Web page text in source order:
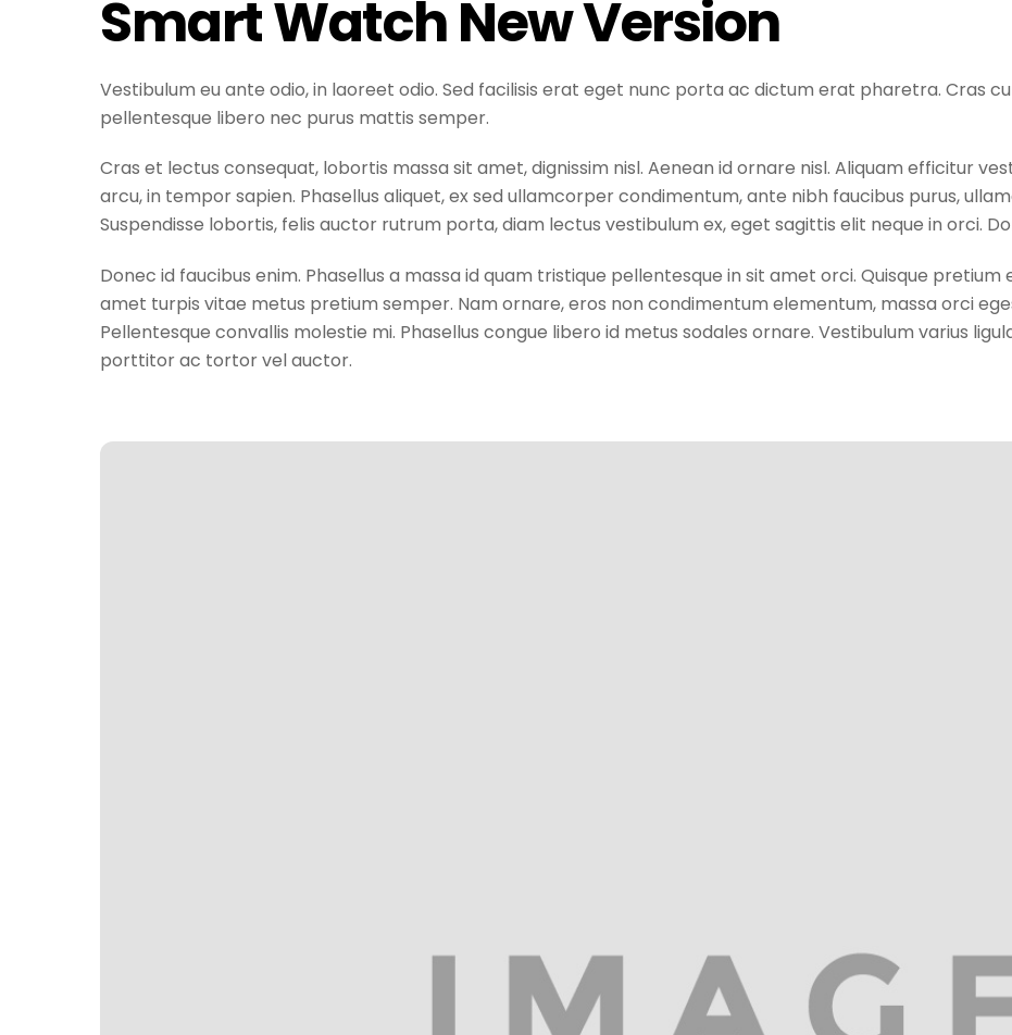
Smart Watch New Version
Vestibulum eu ante odio, in laoreet odio. Sed facilisis erat eget nunc porta ac dictum erat pharetra. Cras
pellentesque libero nec purus mattis semper.
Cras et lectus consequat, lobortis massa sit amet, dignissim nisl. Aenean id ornare nisl. Aliquam efficitur
arcu, in tempor sapien. Phasellus aliquet, ex sed ullamcorper condimentum, ante nibh faucibus purus,
Suspendisse lobortis, felis auctor rutrum porta, diam lectus vestibulum ex, eget sagittis elit neque in orci.
Donec id faucibus enim. Phasellus a massa id quam tristique pellentesque in sit amet orci. Quisque pretium
amet turpis vitae metus pretium semper. Nam ornare, eros non condimentum elementum, massa orci
Pellentesque convallis molestie mi. Phasellus congue libero id metus sodales ornare. Vestibulum varius
porttitor ac tortor vel auctor.